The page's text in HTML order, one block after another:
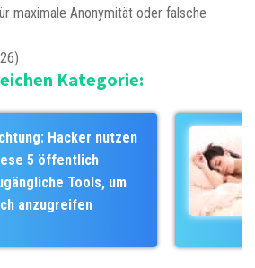
maximale Anonymität oder falsche
Kategorie:
Hacker nutzen
5 öffentlich
Tools, um
anzugreifen